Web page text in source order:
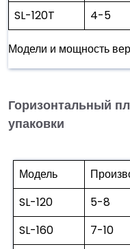
SL-120T
4-5
Модели и мощность
Горизонтальный
упаковки
Модель
SL-120
5-8
SL-160
7-10